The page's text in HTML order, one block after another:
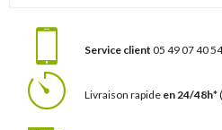
Service client 05 49 07 40 54
Livraison rapide en 24/48h*